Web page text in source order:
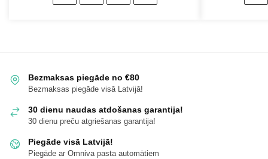
Bezmaksas piegāde no €80
Bezmaksas piegāde visā Latvijā!
30 dienu naudas atdošanas garantija!
30 dienu preču atgriešanas garantija!
Piegāde visā Latvijā!
Piegāde ar Omniva pasta automātiem